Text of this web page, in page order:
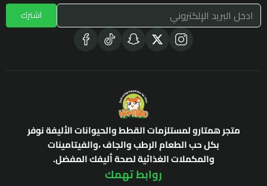
اشترك
متجر همتارو لمستلزمات القطط والحيوانات الأليفة نوفر
بكل حب الطعام الرطب والجاف ،والفيتامينات
والمكملات الغذائية لصحة أليفك المفضل.
روابط تهمك